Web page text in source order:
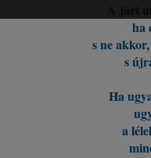
A járt
ha
s ne
s
Ha
a